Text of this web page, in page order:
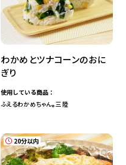
わかめとツナコーンのおに
ぎり
使用している商品：
ふえるわかめちゃん®三陸
20分以内